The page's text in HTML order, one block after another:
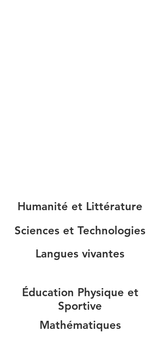
Humanité et Littérature
Sciences et Technologies
Langues vivantes
Éducation Physique et
Sportive
Mathématiques